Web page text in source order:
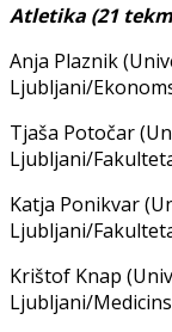
Atletika (21
Anja Plaznik
Ljubljani/
Tjaša Potočar
Ljubljani/
Katja Ponikvar
Ljubljani/
Krištof Knap
Ljubljani/